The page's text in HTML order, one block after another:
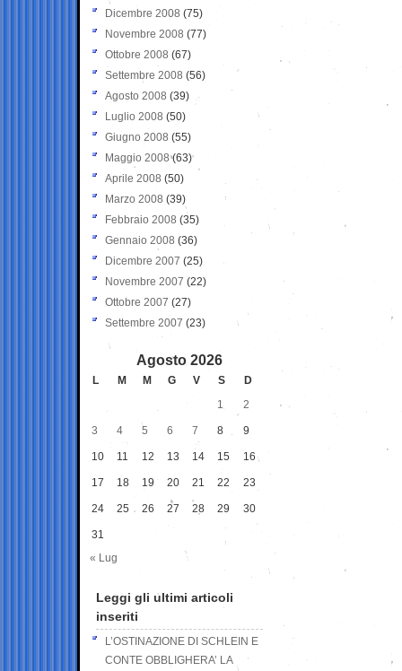
Dicembre 2008 (75)
Novembre 2008 (77)
Ottobre 2008 (67)
Settembre 2008 (56)
Agosto 2008 (39)
Luglio 2008 (50)
Giugno 2008 (55)
Maggio 2008(63)
Aprile 2008 (50)
Marzo 2008 (39)
Febbraio 2008 (35)
Gennaio 2008 (36)
Dicembre 2007 (25)
Novembre 2007 (22)
Ottobre 2007 (27)
Settembre 2007 (23)
Agosto 2026
L M M G V S
D
1
2
3 4 5 6 7 8 9
10 11 12 13 14 15 16
17 18 19 20 21 22 23
24 25 26 27 28 29 30
31
« Lug
Leggi gli ultimi articoli
inseriti
L’OSTINAZIONE DI SCHLEIN E
CONTE OBBLIGHERA’ LA